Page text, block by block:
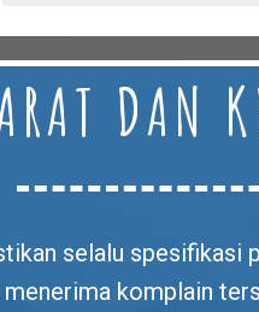
DAN
selalu spesifikasi
komplain